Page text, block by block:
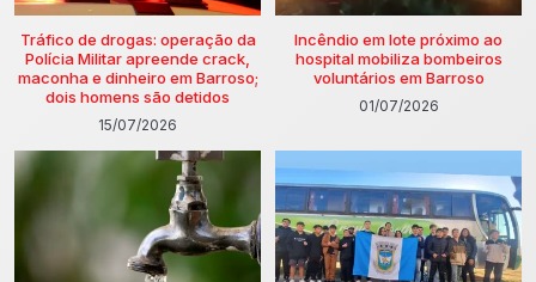
Tráfico de drogas: operação da
Polícia Militar apreende crack,
maconha e dinheiro em Barroso;
dois homens são detidos
15/07/2026
Incêndio em lote próximo ao
hospital mobiliza bombeiros
voluntários em Barroso
01/07/2026